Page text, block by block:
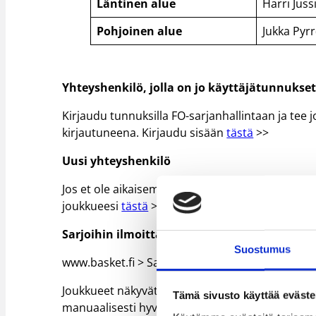
Suostumus
Tämä sivusto käyttää
Läntinen alue
Harri
Pohjoinen alue
Jukka
Yhteyshenkilö, jolla on jo käyttäjätunnukset
Kirjaudu tunnuksilla FO-sarjanhallintaan ja
kirjautuneena. Kirjaudu sisääntästä >>
Uusi yhteyshenkilö
Jos et ole aikaisemmin käyttänyt FO-
joukkueesitästä >> Ilmoittautumisen
Sarjoihin ilmoittautuneet joukkueet voit
www.basket.fi > Sarjat > valitse alue > valitse
Joukkueet näkyvät sivulla viimeistään
manuaalisesti hyväksytty. Yhteyshenkilö